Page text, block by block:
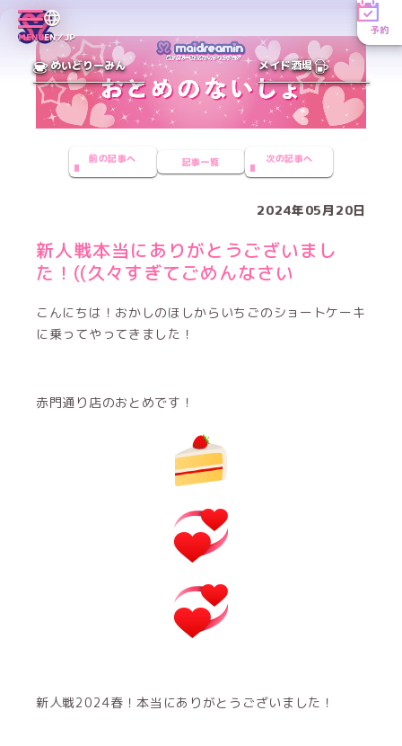
MENUEN／JP
予約
めいどりーみん メイド酒場
前の記事へ 記事一覧 次の記事へ
2024年05月20日
新人戦本当にありがとうございまし
た！((久々すぎてごめんなさい
こんにちは！おかしのほしからいちごのショートケーキ
に乗ってやってきました！
赤門通り店のおとめです！
新人戦2024春！本当にありがとうございました！